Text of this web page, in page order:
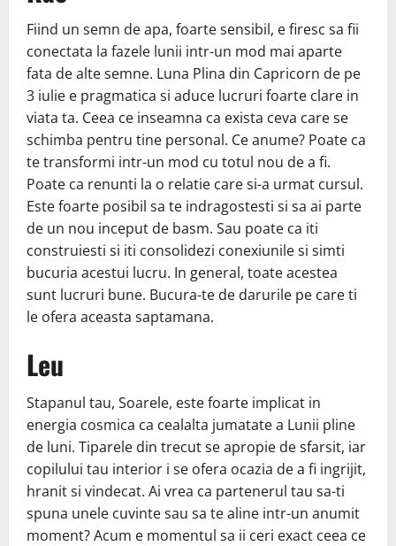
Fiind un semn de apa, foarte sensibil, e firesc sa fii
conectata la fazele lunii intr-un mod mai aparte
fata de alte semne. Luna Plina din Capricorn de pe
3 iulie e pragmatica si aduce lucruri foarte clare in
viata ta. Ceea ce inseamna ca exista ceva care se
schimba pentru tine personal. Ce anume? Poate ca
te transformi intr-un mod cu totul nou de a fi.
Poate ca renunti la o relatie care si-a urmat cursul.
Este foarte posibil sa te indragostesti si sa ai parte
de un nou inceput de basm. Sau poate ca iti
construiesti si iti consolidezi conexiunile si simti
bucuria acestui lucru. In general, toate acestea
sunt lucruri bune. Bucura-te de darurile pe care ti
le ofera aceasta saptamana.
Leu
Stapanul tau, Soarele, este foarte implicat in
energia cosmica ca cealalta jumatate a Lunii pline
de luni. Tiparele din trecut se apropie de sfarsit, iar
copilului tau interior i se ofera ocazia de a fi ingrijit,
hranit si vindecat. Ai vrea ca partenerul tau sa-ti
spuna unele cuvinte sau sa te aline intr-un anumit
moment? Acum e momentul sa ii ceri exact ceea ce